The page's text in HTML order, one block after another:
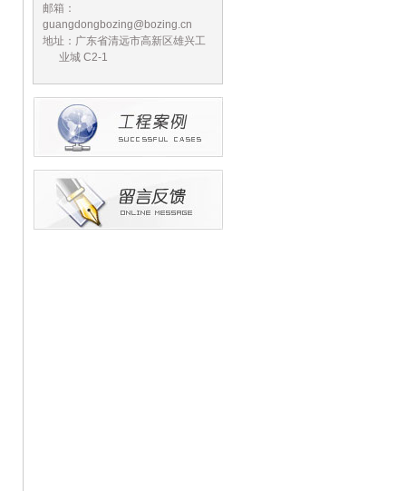
邮箱：
guangdongbozing@bozing.cn
地址：广东省清远市高新区雄兴工
业城 C2-1